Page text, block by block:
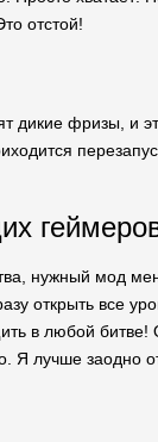
отстой!
фризы, и
нужный мод
открыть все
в любой
лучше заодно